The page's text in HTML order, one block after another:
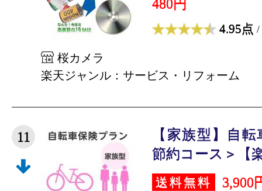
480円
4.95点 /
桜カメラ
楽天ジャンル：サービス・リフォーム
11
【家族型】自
節約コース＞【
送料無料 3,900